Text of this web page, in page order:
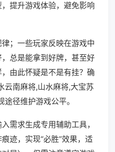
提升游戏体验，避免影响
；一些玩家反映在游戏中
总是能拿到好牌，甚至好
由此怀疑是不是有挂？确
云南麻将,山水麻将,大宝苏
径维护游戏公平。
需求生成专用辅助工具，
迹，实现“必胜”效果，适